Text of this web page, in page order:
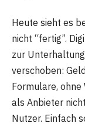
Heute sieht es
nicht “fertig”.
zur
verschoben:
Formulare, ohne
als Anbieter
Nutzer. Einfach